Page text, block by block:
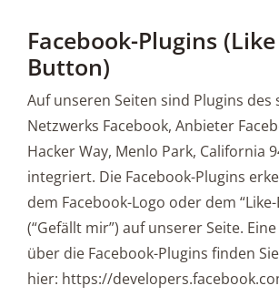
Facebook-Plugins
Button)
Auf unseren Seiten sind Plugins des
Netzwerks Facebook, Anbieter
Hacker Way, Menlo Park, California
integriert. Die Facebook-Plugins
dem Facebook-Logo oder dem
(“Gefällt mir”) auf unserer Seite.
über die Facebook-Plugins finden Sie
hier: https://